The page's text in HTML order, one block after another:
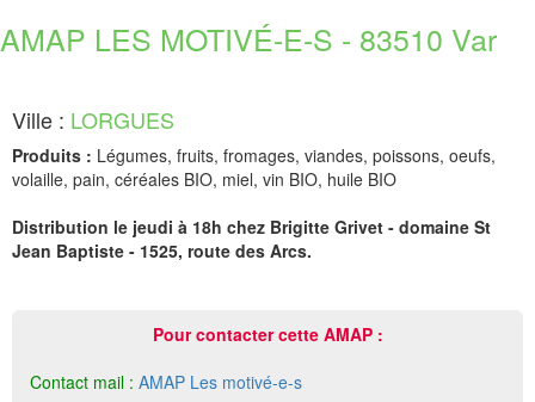
AMAP LES MOTIVÉ-E-S - 83510 Var
Ville : LORGUES
Produits : Légumes, fruits, fromages, viandes, poissons, oeufs,
volaille, pain, céréales BIO, miel, vin BIO, huile BIO
Distribution le jeudi à 18h chez Brigitte Grivet - domaine St
Jean Baptiste - 1525, route des Arcs.
Pour contacter cette AMAP :
Contact mail : AMAP Les motivé-e-s